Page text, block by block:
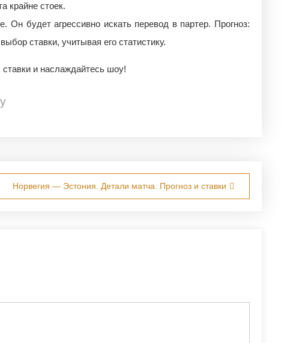
крайне стоек.
будет агрессивно искать перевод в партер. Прогноз:
ставки, учитывая его статистику.
и наслаждайтесь шоу!
Норвегия — Эстония. Детали матча. Прогноз и ставки